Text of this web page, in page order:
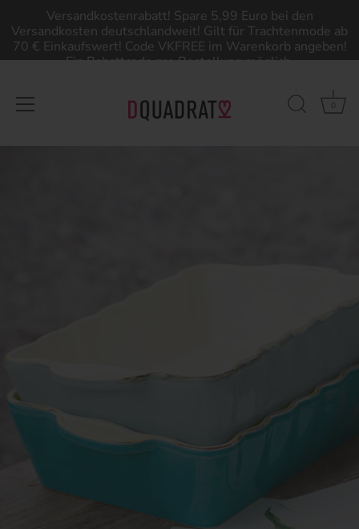
Versandkostenrabatt! Spare 5,99 Euro bei den
Versandkosten deutschlandweit! Gilt für Trachtenmode ab
70 € Einkaufswert! Code VKFREE im Warenkorb angeben!
Ein Rabattcode pro Bestellung möglich.
0